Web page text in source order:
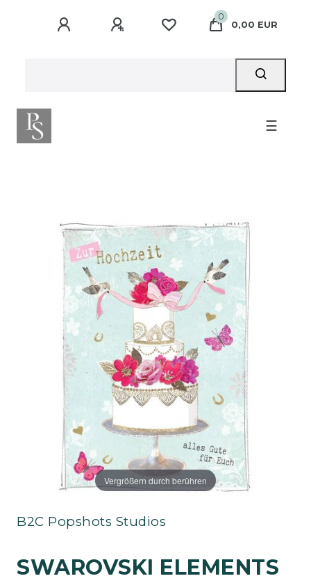
0
0,00 EUR
☰
Vergrößern durch berühren
B2C Popshots Studios
SWAROVSKI ELEMENTS